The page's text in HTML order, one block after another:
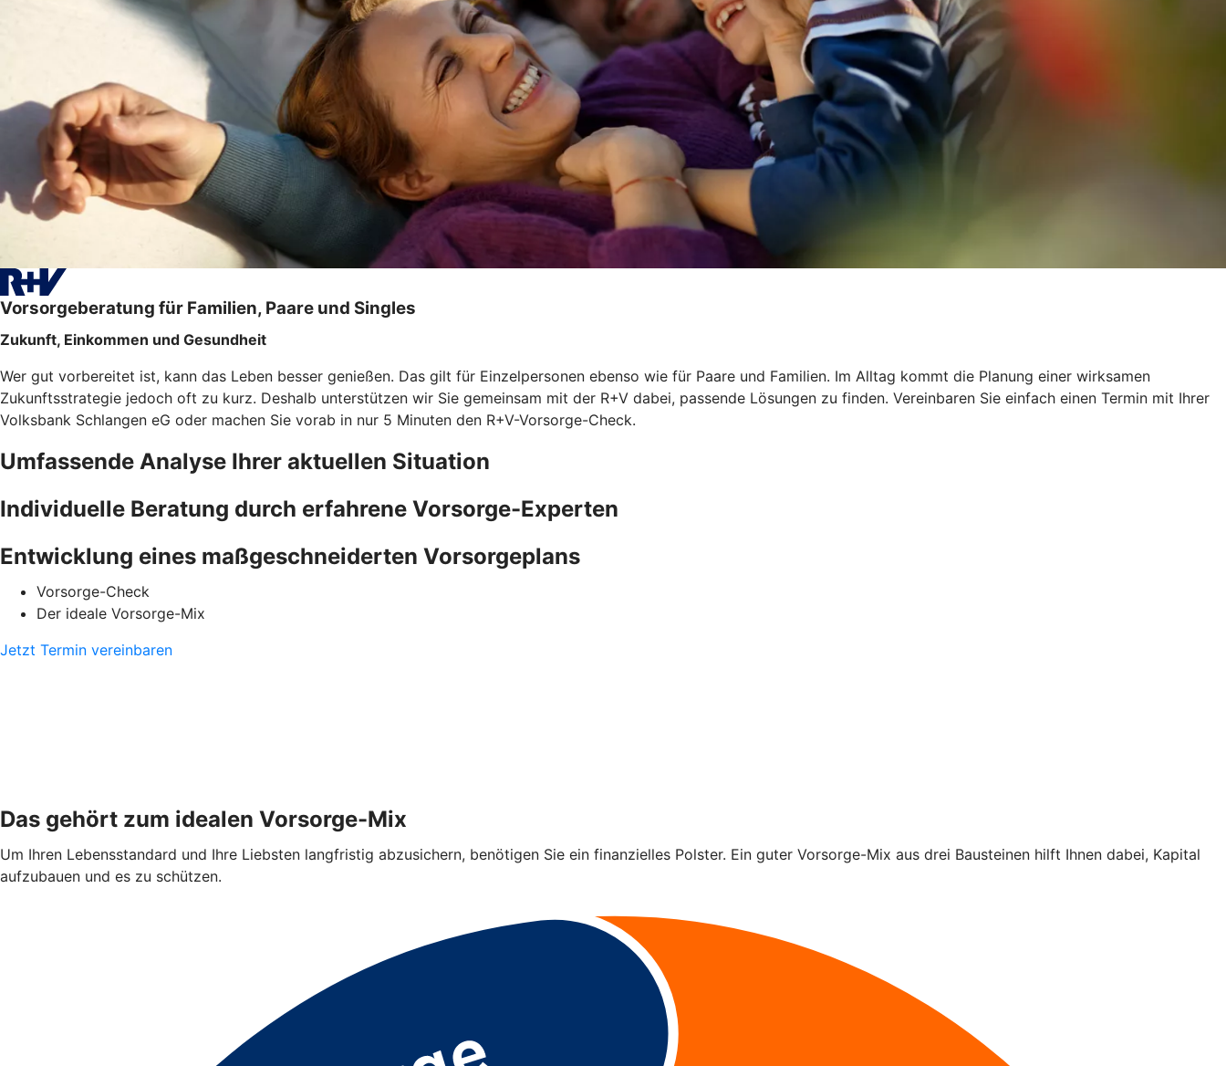
Vorsorgeberatung für Familien, Paare und Singles
Zukunft, Einkommen und Gesundheit
Wer gut vorbereitet ist, kann das Leben besser genießen. Das gilt für Einzelpersonen ebenso wie für Paare und Familien. Im Alltag kommt die Planung einer wirksamen
Zukunftsstrategie jedoch oft zu kurz. Deshalb unterstützen wir Sie gemeinsam mit der R+V dabei, passende Lösungen zu finden. Vereinbaren Sie einfach einen Termin mit Ihrer
Volksbank Schlangen eG oder machen Sie vorab in nur 5 Minuten den R+V-Vorsorge-Check.
Umfassende Analyse Ihrer aktuellen Situation
Individuelle Beratung durch erfahrene Vorsorge-Experten
Entwicklung eines maßgeschneiderten Vorsorgeplans
Vorsorge-Check
Der ideale Vorsorge-Mix
Jetzt Termin vereinbaren
Das gehört zum idealen Vorsorge-Mix
Um Ihren Lebensstandard und Ihre Liebsten langfristig abzusichern, benötigen Sie ein finanzielles Polster. Ein guter Vorsorge-Mix aus drei Bausteinen hilft Ihnen dabei, Kapital
aufzubauen und es zu schützen.